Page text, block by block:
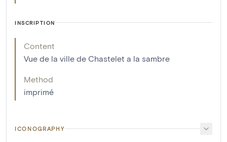
INSCRIPTION
Content
Vue de la ville de Chastelet a la sambre
Method
imprimé
ICONOGRAPHY